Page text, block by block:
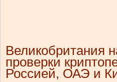
Великобритания
проверки
Россией, ОАЭ и